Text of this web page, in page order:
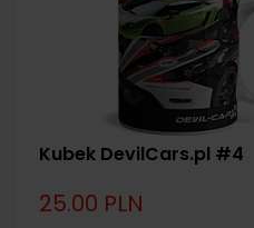
Kubek DevilCars.pl #4
25.00 PLN